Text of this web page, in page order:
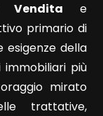
Vendita e
primario di
esigenze della
immobiliari più
mirato
trattative,